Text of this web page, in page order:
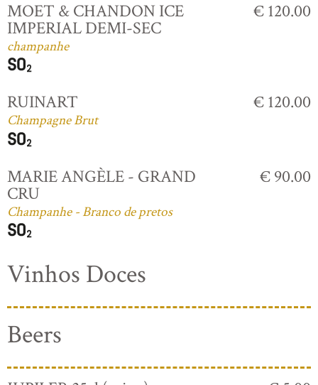
MOET & CHANDON ICE
IMPERIAL DEMI-SEC
champanhe
€ 120.00
RUINART
Champagne Brut
€ 120.00
MARIE ANGÈLE - GRAND
CRU
Champanhe - Branco de pretos
€ 90.00
Vinhos Doces
Beers